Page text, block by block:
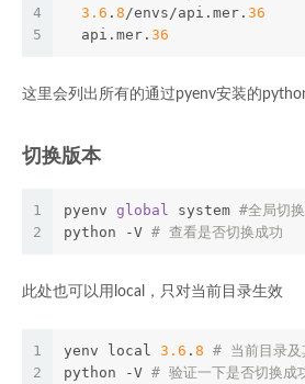
4
5
3.6 . 8/envs/api.mer. 36
  api.mer.
36
这里会列出所有的通过pyenv安装的
切换版本
1
2
pyenv global system #全局切换
python -V # 查看是否切换成功
此处也可以用local，只对当前目录生效
1
2
yenv local 3.6 . 8 # 当前目录及
python -V # 验证一下是否切换成